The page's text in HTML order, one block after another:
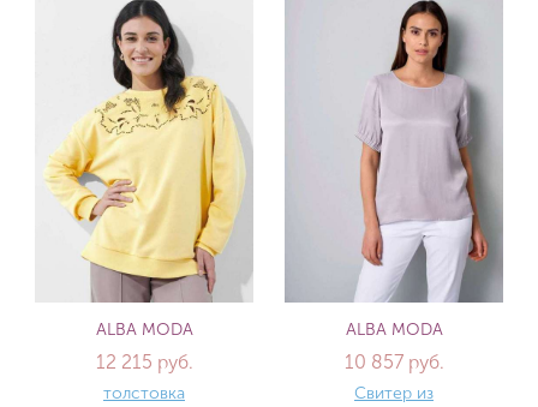
ALBA MODA
12 215 руб.
толстовка
ALBA MODA
10 857 руб.
Свитер из